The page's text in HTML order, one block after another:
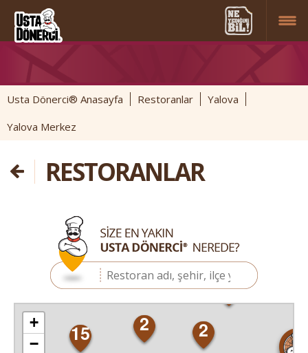
Usta Dönerci® Anasayfa Restoranlar
Yalova
Yalova Merkez
RESTORANLAR
2
2
2
15
+
−